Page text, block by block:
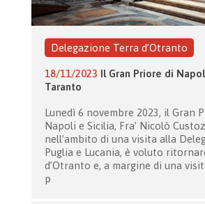
Delegazione Terra d’Otranto
18/11/2023 Il Gran Priore di
Taranto
Lunedì 6 novembre 2023, il Gran
Napoli e Sicilia, Fra’ Nicolò
nell’ambito di una visita alla
Puglia e Lucania, è voluto
d’Otranto e, a margine di una
p